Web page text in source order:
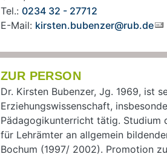
Tel.: 0234 32 - 27712
E-Mail: kirsten.bubenzer@rub.de
ZUR PERSON
Dr. Kirsten Bubenzer, Jg. 1969, ist
Erziehungswissenschaft,
Pädagogikunterricht tätig. Studium
für Lehrämter an allgemein
Bochum (1997/ 2002). Promotion